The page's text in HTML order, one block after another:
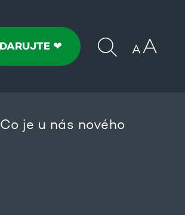
DARUJTE ❤
Co je u nás nového